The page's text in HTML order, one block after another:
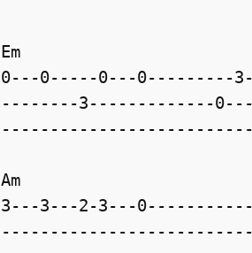
0---0-----0---
3-------------
3---3---2-3---